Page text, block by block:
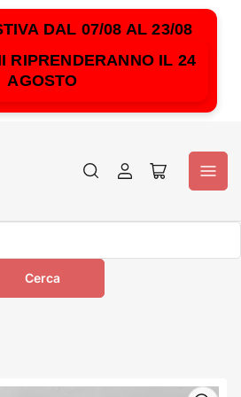
DAL 07/08 AL 23/08
RIPRENDERANNO IL 24
AGOSTO
AccediApri
Cerca